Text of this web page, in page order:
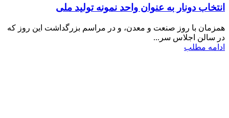
انتخاب دونار به عنوان واحد نمونه تولید ملی
همزمان با روز صنعت و معدن، و در مراسم بزرگداشت این روز که
در سالن اجلاس سر...
ادامه مطلب